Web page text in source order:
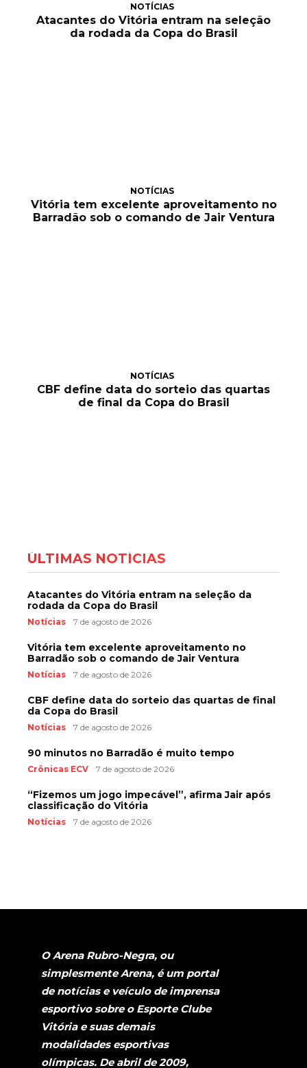
NOTÍCIAS
Atacantes do Vitória entram na seleção
da rodada da Copa do Brasil
NOTÍCIAS
Vitória tem excelente aproveitamento no
Barradão sob o comando de Jair Ventura
NOTÍCIAS
CBF define data do sorteio das quartas
de final da Copa do Brasil
ÚLTIMAS NOTÍCIAS
Atacantes do Vitória entram na seleção da
rodada da Copa do Brasil
Notícias 7 de agosto de 2026
Vitória tem excelente aproveitamento no
Barradão sob o comando de Jair Ventura
Notícias 7 de agosto de 2026
CBF define data do sorteio das quartas de final
da Copa do Brasil
Notícias 7 de agosto de 2026
90 minutos no Barradão é muito tempo
Crônicas ECV 7 de agosto de 2026
“Fizemos um jogo impecável”, afirma Jair após
classificação do Vitória
Notícias 7 de agosto de 2026
O Arena Rubro-Negra, ou
simplesmente Arena, é um portal
de notícias e veículo de imprensa
esportivo sobre o Esporte Clube
Vitória e suas demais
modalidades esportivas
olímpicas. De abril de 2009,